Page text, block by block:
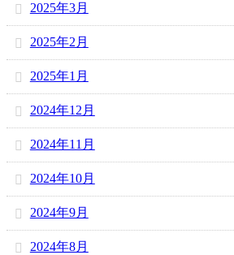
2025年3月
2025年2月
2025年1月
2024年12月
2024年11月
2024年10月
2024年9月
2024年8月